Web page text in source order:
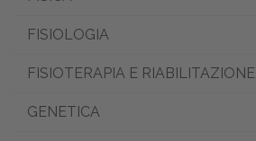
FISIOLOGIA
FISIOTERAPIA E RIABILITAZIONE
GENETICA